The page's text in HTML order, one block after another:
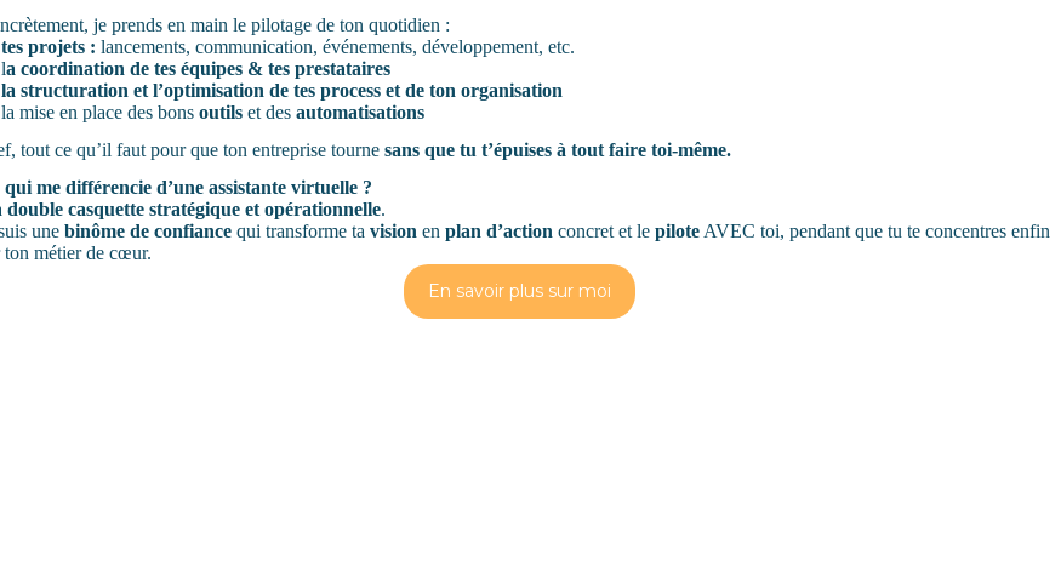
je prends en main le pilotage de ton quotidien :
tes projets : lancements, communication, événements, développement, etc.
a coordination de tes équipes & tes prestataires
la structuration et l’optimisation de tes process et de ton organisation
mise en place des bons outils et des automatisations
tout ce qu’il faut pour que ton entreprise tourne sans que tu t’épuises à tout faire toi-même.
qui me différencie d’une assistante virtuelle ?
double casquette stratégique et opérationnelle.
une binôme de confiance qui transforme ta vision en plan d’action concret et le pilote AVEC toi, pendant que tu te concentres enfin
ton métier de cœur.
En savoir plus sur moi